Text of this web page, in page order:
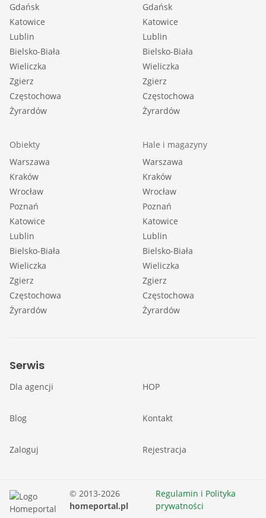
Gdańsk
Katowice
Lublin
Bielsko-Biała
Wieliczka
Zgierz
Częstochowa
Żyrardów
Gdańsk
Katowice
Lublin
Bielsko-Biała
Wieliczka
Zgierz
Częstochowa
Żyrardów
Obiekty
Warszawa
Kraków
Wrocław
Poznań
Katowice
Lublin
Bielsko-Biała
Wieliczka
Zgierz
Częstochowa
Żyrardów
Hale i magazyny
Warszawa
Kraków
Wrocław
Poznań
Katowice
Lublin
Bielsko-Biała
Wieliczka
Zgierz
Częstochowa
Żyrardów
Serwis
Dla agencji HOP
Blog Kontakt
Zaloguj Rejestracja
© 2013-2026
homeportal.pl
Regulamin i Polityka
prywatności